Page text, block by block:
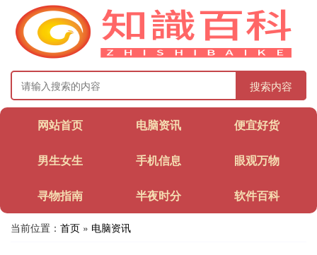
搜索内容
网站首页 电脑资讯 便宜好货
男生女生 手机信息 眼观万物
寻物指南 半夜时分 软件百科
当前位置： 首页 » 电脑资讯